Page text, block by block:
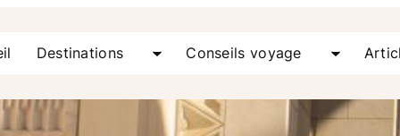
Destinations Conseils voyage